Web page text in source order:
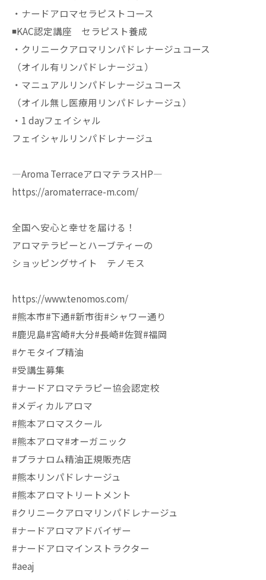
・ナードアロマセラピストコース
◾️KAC認定講座 セラピスト養成
・クリニークアロマリンパドレナージュコース
（オイル有リンパドレナージュ）
・マニュアルリンパドレナージュコース
（オイル無し医療用リンパドレナージュ）
・1 dayフェイシャル
フェイシャルリンパドレナージュ
—Aroma TerraceアロマテラスHP—
https://aromaterrace-m.com/
全国へ安心と幸せを届ける！
アロマテラピーとハーブティーの
ショッピングサイト テノモス
https://www.tenomos.com/
#熊本市#下通#新市街#シャワー通り
#鹿児島#宮崎#大分#長崎#佐賀#福岡
#ケモタイプ精油
#受講生募集
#ナードアロマテラピー協会認定校
#メディカルアロマ
#熊本アロマスクール
#熊本アロマ#オーガニック
#プラナロム精油正規販売店
#熊本リンパドレナージュ
#熊本アロマトリートメント
#クリニークアロマリンパドレナージュ
#ナードアロマアドバイザー
#ナードアロマインストラクター
#aeaj